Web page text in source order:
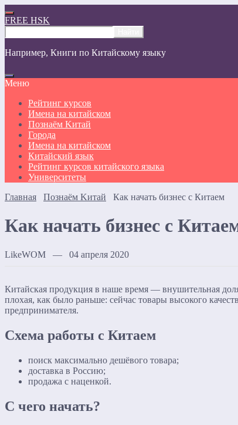
FREE HSK
Например, Книги по Китайскому языку
Меню
Рейтинг курсов
Имена на китайском
Познаём Kитай
Города
Имена на китайском
Китайский язык
Рейтинг курсов китайского языка
Университеты
Главная
Познаём Kитай Как начать бизнес с Китаем
Как начать бизнес с
LikeWOM — 04 апреля 2020
Китайская продукция в наше время — внушительная
плохая, как было раньше: сейчас товары высокого
предпринимателя.
Схема работы с Китаем
поиск максимально дешёвого товара;
доставка в Россию;
продажа с наценкой.
С чего начать?